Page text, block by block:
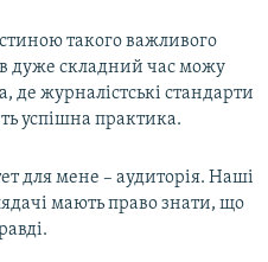
такого важливого
дуже складний час можу
де журналістські стандарти
успішна практика.
для мене – аудиторія. Наші
мають право знати, що